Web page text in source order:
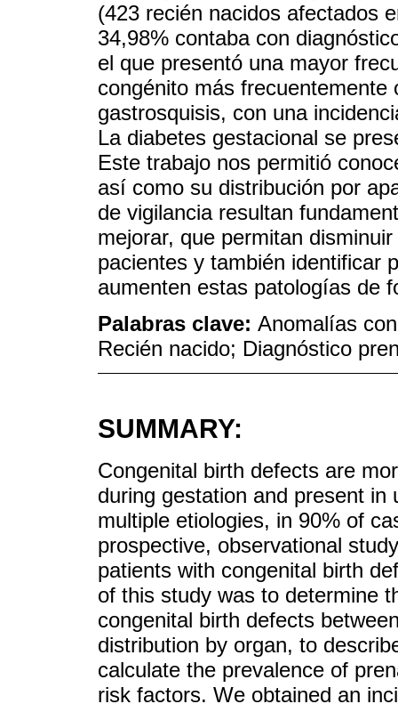
(423 recién nacidos afectados
34,98% contaba con
el que presentó una mayor
congénito más
gastrosquisis, con una
La diabetes gestacional se
Este trabajo nos permitió
así como su distribución por
de vigilancia resultan
mejorar, que permitan
pacientes y también identificar
aumenten estas patologías de
Palabras clave: Anomalías
Recién nacido; Diagnóstico
SUMMARY:
Congenital birth defects are
during gestation and present
multiple etiologies, in 90% of
prospective, observational
patients with congenital birth
of this study was to determine
congenital birth defects
distribution by organ, to
calculate the prevalence of
risk factors. We obtained an